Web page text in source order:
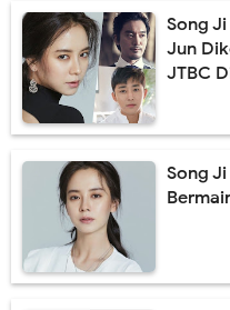
Song
Jun
JTBC
Song